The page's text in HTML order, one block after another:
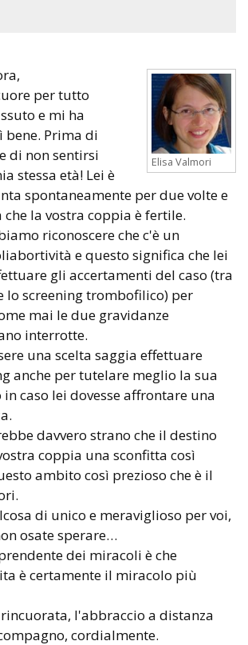
Elisa Valmori
per tutto
e mi ha
bene. Prima di
di non sentirsi
stessa età! Lei è
spontaneamente per due volte e
la vostra coppia è fertile.
riconoscere che c'è un
e questo significa che lei
gli accertamenti del caso (tra
lo screening trombofilico) per
mai le due gravidanze
interrotte.
una scelta saggia effettuare
anche per tutelare meglio la sua
caso lei dovesse affrontare una
davvero strano che il destino
coppia una sconfitta così
ambito così prezioso che è il
di unico e meraviglioso per voi,
osate sperare…
dei miracoli è che
è certamente il miracolo più
l'abbraccio a distanza
cordialmente.